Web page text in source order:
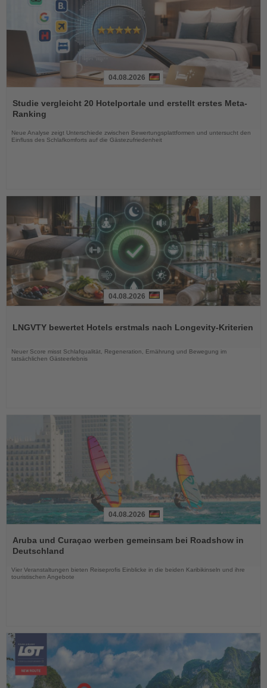
Sie
die
Nachrichten
04.08.2026
Studie vergleicht 20 Hotelportale und erstellt erstes Meta-
Ranking
Neue Analyse zeigt Unterschiede zwischen Bewertungsplattformen und untersucht den
Einfluss des Schlafkomforts auf die Gästezufriedenheit
die
04.08.2026
LNGVTY bewertet Hotels erstmals nach Longevity-Kriterien
Neuer Score misst Schlafqualität, Regeneration, Ernährung und Bewegung im
tatsächlichen Gästeerlebnis
Sie
die
04.08.2026
Aruba und Curaçao werben gemeinsam bei Roadshow in
Deutschland
Vier Veranstaltungen bieten Reiseprofis Einblicke in die beiden Karibikinseln und ihre
touristischen Angebote